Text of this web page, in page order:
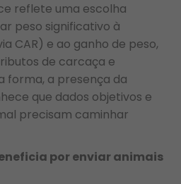
reflete uma escolha
peso significativo à
CAR) e ao ganho de peso,
de carcaça e
forma, a presença da
que dados objetivos e
precisam caminhar
por enviar animais